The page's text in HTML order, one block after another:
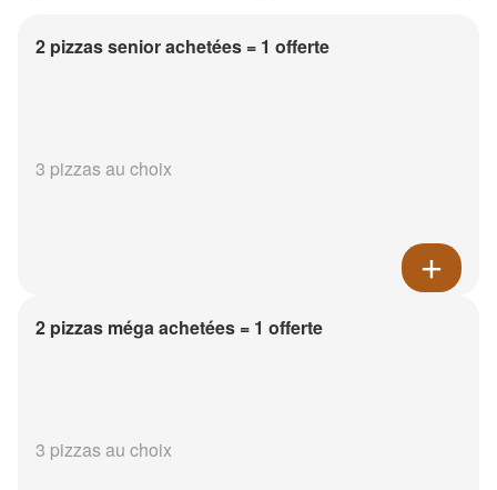
2 pizzas senior achetées = 1 offerte
3 pizzas au choix
2 pizzas méga achetées = 1 offerte
3 pizzas au choix